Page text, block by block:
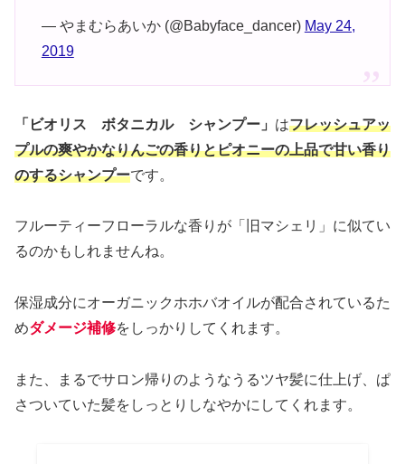
— やまむらあいか (@Babyface_dancer) May 24,
2019
「ビオリス ボタニカル シャンプー」 はフレッシュアッ
プルの爽やかなりんごの香りとピオニーの上品で甘い香り
のするシャンプーです。
フルーティーフローラルな香りが「旧マシェリ」に似てい
るのかもしれませんね。
保湿成分にオーガニックホホバオイルが配合されているた
めダメージ補修をしっかりしてくれます。
また、まるでサロン帰りのようなうるツヤ髪に仕上げ、ぱ
さついていた髪をしっとりしなやかにしてくれます。